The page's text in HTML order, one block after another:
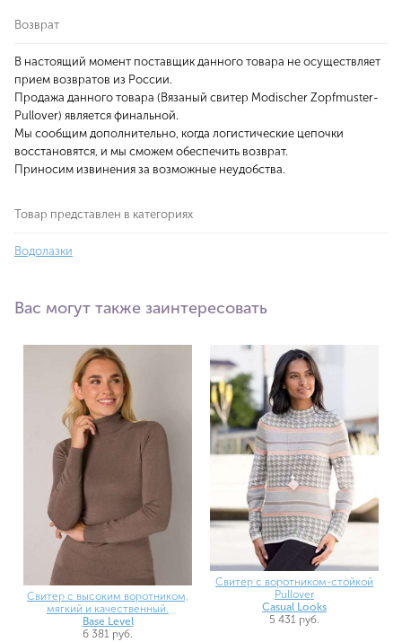
Возврат
В настоящий момент поставщик данного товара не осуществляет
прием возвратов из России.
Продажа данного товара (Вязаный свитер Modischer Zopfmuster-
Pullover) является финальной.
Мы сообщим дополнительно, когда логистические цепочки
восстановятся, и мы сможем обеспечить возврат.
Приносим извинения за возможные неудобства.
Товар представлен в категориях
Водолазки
Вас могут также заинтересовать
Свитер с высоким воротником,
мягкий и качественный.
Base Level
6 381 руб.
Свитер с воротником-стойкой
Pullover
Casual Looks
5 431 руб.